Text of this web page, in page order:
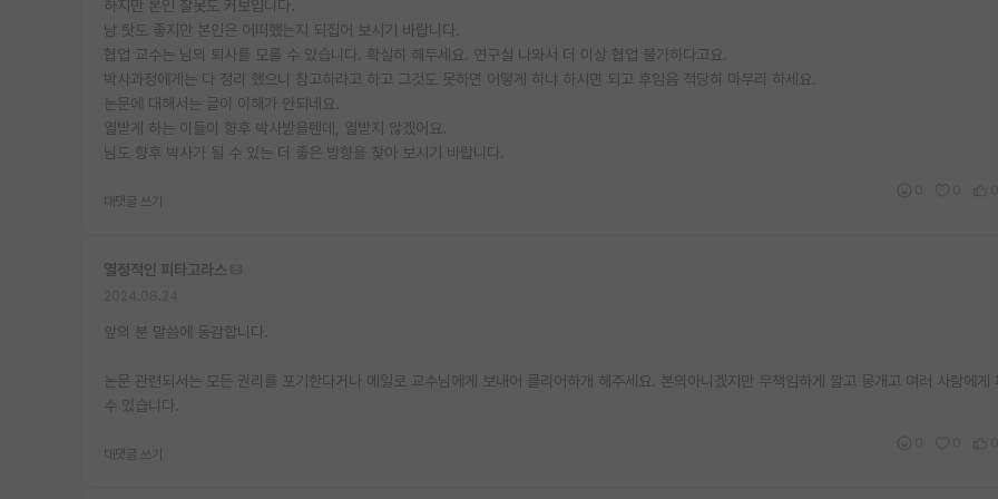
하지만 본인 잘못도 커보입니다.
남 탓도 좋지만 본인은 어떠했는지 되집어 보시기 바랍니다.
협업 교수는 님의 퇴사를 모를 수 있습니다. 확실히 해두세요. 연구실 나와서 더 이상 협업 불가하다고요.
박사과정에게는 다 정리 했으니 참고하라고 하고 그것도 못하면 어떻게 하냐 하시면 되고 후임음 적당히 마무리 하세요.
논문에 대해서는 글이 이해가 안되네요.
열받게 하는 이들이 향후 박사받을텐데, 열받지 않겠어요.
님도 향후 박사가 될 수 있는 더 좋은 방향을 찾아 보시기 바랍니다.
대댓글 쓰기
열정적인 피타고라스
앞의 분 말씀에 동감합니다.
논문 관련되서는 모든 권리를 포기한다거나 메일로 교수님에게 보내어 클리어하개 해주세요. 본의아니겠지만 무책임하게 깔고 뭉개고 여러 사람에게
수 있습니다.
대댓글 쓰기